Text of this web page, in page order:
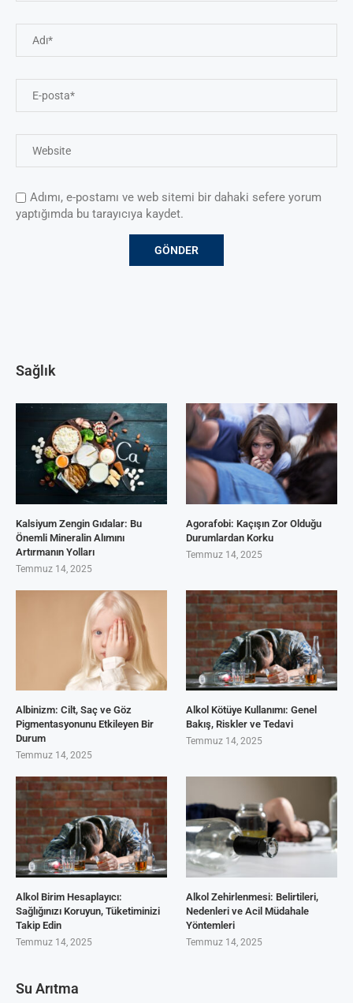
Adımı, e-postamı ve web sitemi bir dahaki sefere yorum
yaptığımda bu tarayıcıya kaydet.
Sağlık
Kalsiyum Zengin Gıdalar: Bu
Önemli Mineralin Alımını
Artırmanın Yolları
Temmuz 14, 2025
Agorafobi: Kaçışın Zor Olduğu
Durumlardan Korku
Temmuz 14, 2025
Albinizm: Cilt, Saç ve Göz
Pigmentasyonunu Etkileyen Bir
Durum
Temmuz 14, 2025
Alkol Kötüye Kullanımı: Genel
Bakış, Riskler ve Tedavi
Temmuz 14, 2025
Alkol Birim Hesaplayıcı:
Sağlığınızı Koruyun, Tüketiminizi
Takip Edin
Temmuz 14, 2025
Alkol Zehirlenmesi: Belirtileri,
Nedenleri ve Acil Müdahale
Yöntemleri
Temmuz 14, 2025
Su Arıtma